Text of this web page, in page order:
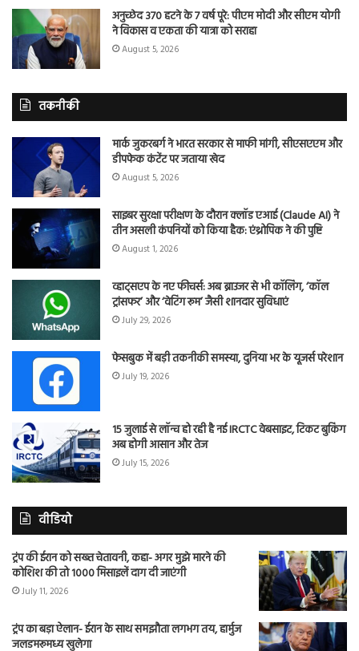
अनुच्छेद 370 हटने के 7 वर्ष पूरे: पीएम मोदी और सीएम योगी
ने विकास व एकता की यात्रा को सराहा
August 5, 2026
तकनीकी
मार्क जुकरबर्ग ने भारत सरकार से माफी मांगी, सीएसएएम और
डीपफेक कंटेंट पर जताया खेद
August 5, 2026
साइबर सुरक्षा परीक्षण के दौरान क्लॉड एआई (Claude AI) ने
तीन असली कंपनियों को किया हैक: एंथ्रोपिक ने की पुष्टि
August 1, 2026
व्हाट्सएप के नए फीचर्स: अब ब्राउजर से भी कॉलिंग, ‘कॉल
ट्रांसफर’ और ‘वेटिंग रूम’ जैसी शानदार सुविधाएं
July 29, 2026
फेसबुक में बड़ी तकनीकी समस्या, दुनिया भर के यूजर्स परेशान
July 19, 2026
15 जुलाई से लॉन्च हो रही है नई IRCTC वेबसाइट, टिकट बुकिंग
अब होगी आसान और तेज
July 15, 2026
वीडियो
ट्रंप की ईरान को सख्त चेतावनी, कहा- अगर मुझे मारने की
कोशिश की तो 1000 मिसाइलें दाग दी जाएंगी
July 11, 2026
ट्रंप का बड़ा ऐलान- ईरान के साथ समझौता लगभग तय, हार्मुज
जलडमरूमध्य खुलेगा